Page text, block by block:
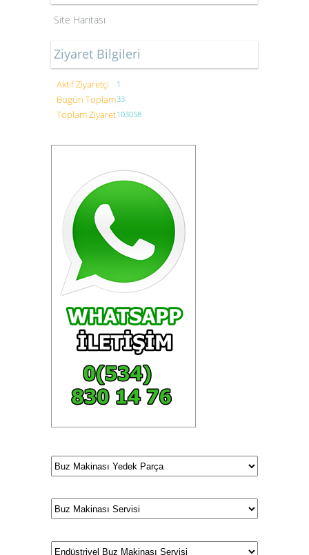
Site Haritası
Ziyaret Bilgileri
Aktif Ziyaretçi 1
Bugün Toplam33
Toplam Ziyaret103058